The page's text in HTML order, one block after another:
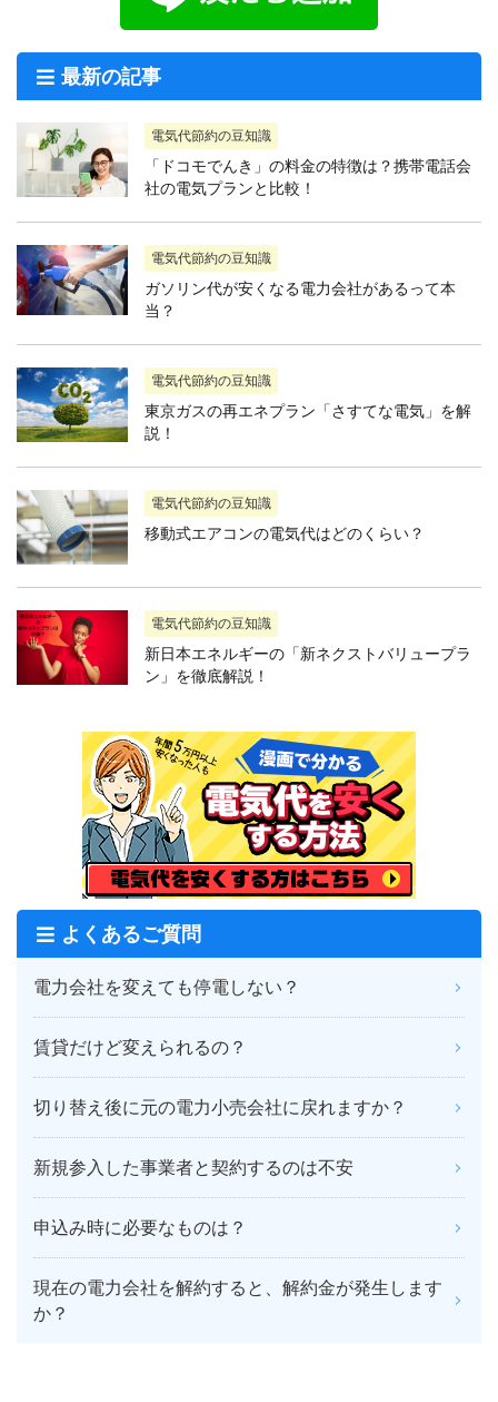
最新の記事
電気代節約の豆知識
「ドコモでんき」の料金の特徴は？携帯電話会
社の電気プランと比較！
電気代節約の豆知識
ガソリン代が安くなる電力会社があるって本
当？
電気代節約の豆知識
東京ガスの再エネプラン「さすてな電気」を解
説！
電気代節約の豆知識
移動式エアコンの電気代はどのくらい？
電気代節約の豆知識
新日本エネルギーの「新ネクストバリュープラ
ン」を徹底解説！
よくあるご質問
電力会社を変えても停電しない？
賃貸だけど変えられるの？
切り替え後に元の電力小売会社に戻れますか？
新規参入した事業者と契約するのは不安
申込み時に必要なものは？
現在の電力会社を解約すると、解約金が発生します
か？